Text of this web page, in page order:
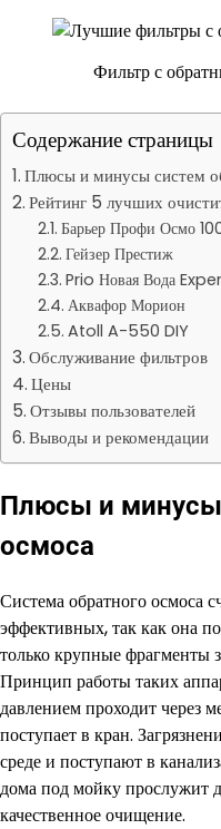
Фильтр с
Содержание страницы
Плюсы и минусы систем
Рейтинг 5 лучших
Барьер Профи Осмо
Гейзер Престиж
Prio Новая Вода
Аквафор Морион
Atoll A-550 DIY
Обслуживание фильтров
Цены
Отзывы пользователей
Выводы и рекомендации
Плюсы и минусы
осмоса
Система обратного осмоса
эффективных, так как она
только крупные фрагменты
Принцип работы таких
давлением проходит через
поступает в кран.
среде и поступают в
дома под мойку прослужит
качественное очищение.